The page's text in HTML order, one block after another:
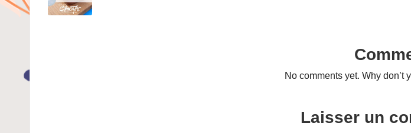
No comments yet. Why don’t
Laisser un